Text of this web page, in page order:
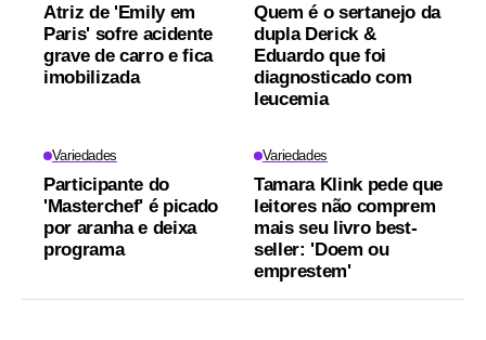
Atriz de 'Emily em
Paris' sofre acidente
grave de carro e fica
imobilizada
Quem é o sertanejo da
dupla Derick &
Eduardo que foi
diagnosticado com
leucemia
Variedades
Participante do
'Masterchef' é picado
por aranha e deixa
programa
Variedades
Tamara Klink pede que
leitores não comprem
mais seu livro best-
seller: 'Doem ou
emprestem'